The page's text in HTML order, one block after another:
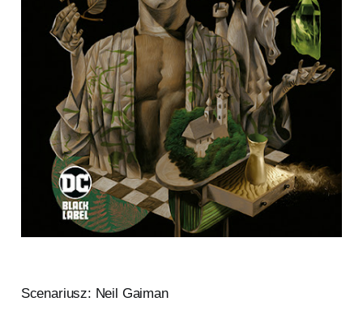
Scenariusz: Neil Gaiman